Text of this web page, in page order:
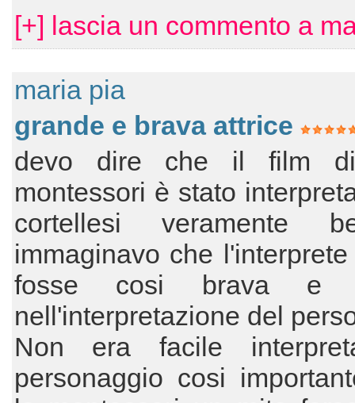
[+] lascia un commento a
maria pia
grande e brava attrice
devo dire che il film
montessori è stato
cortellesi veramente
immaginavo che
fosse cosi brava e
nell'interpretazione del
Non era facile
personaggio cosi